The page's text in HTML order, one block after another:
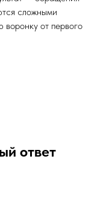
сложными
воронку от первого
ответ